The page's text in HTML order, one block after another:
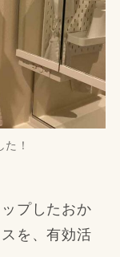
！
プしたおか
を、有効活